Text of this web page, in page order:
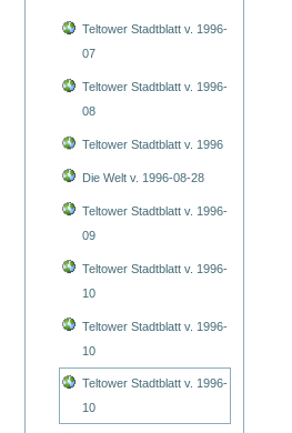
Teltower Stadtblatt v. 1996-
07
Teltower Stadtblatt v. 1996-
08
Teltower Stadtblatt v. 1996
Die Welt v. 1996-08-28
Teltower Stadtblatt v. 1996-
09
Teltower Stadtblatt v. 1996-
10
Teltower Stadtblatt v. 1996-
10
Teltower Stadtblatt v. 1996-
10